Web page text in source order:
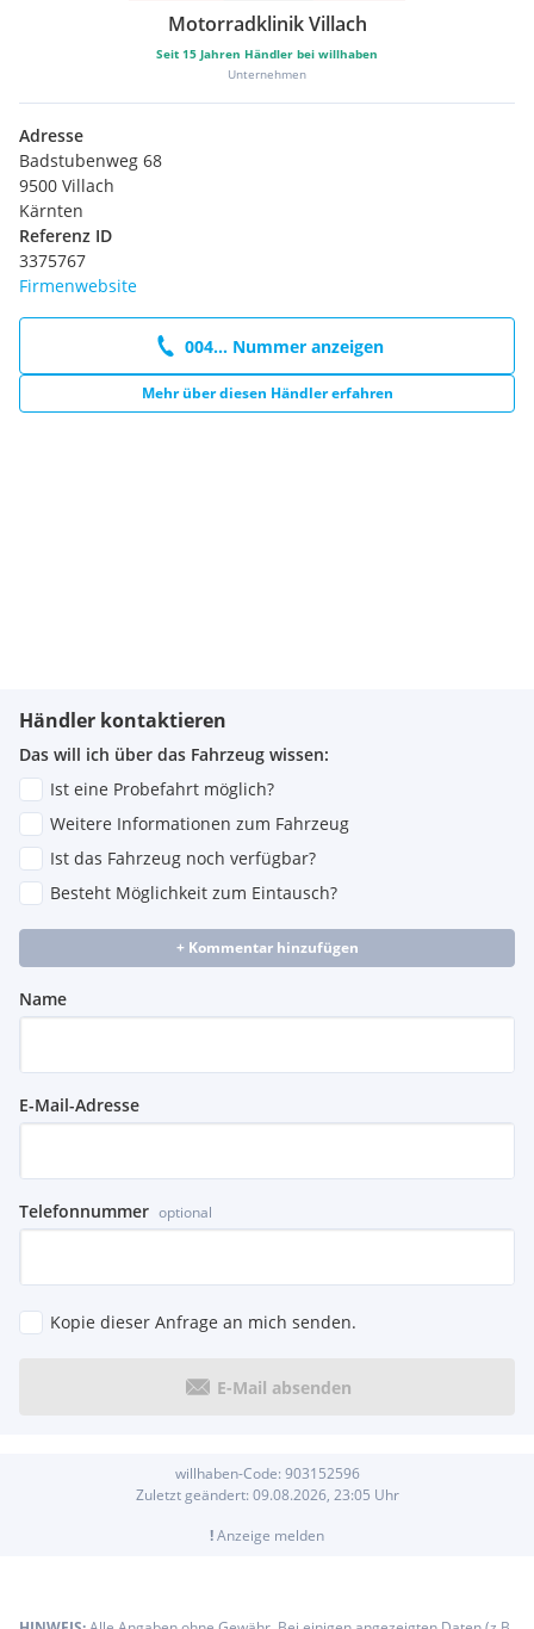
Motorradklinik Villach
Seit 15 Jahren Händler bei willhaben
Unternehmen
Adresse
Badstubenweg 68
9500 Villach
Kärnten
Referenz ID
3375767
Firmenwebsite
004... Nummer anzeigen
Mehr über diesen Händler erfahren
Händler kontaktieren
Das will ich über das Fahrzeug wissen:
Ist eine Probefahrt möglich?
Weitere Informationen zum Fahrzeug
Ist das Fahrzeug noch verfügbar?
Besteht Möglichkeit zum Eintausch?
+ Kommentar hinzufügen
Name
E-Mail-Adresse
Telefonnummer optional
Kopie dieser Anfrage an mich senden.
E-Mail absenden
willhaben-Code: 903152596
Zuletzt geändert: 09.08.2026, 23:05 Uhr
!Anzeige melden